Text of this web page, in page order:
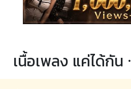
เนื้อเพลง แค่ได้กัน ·